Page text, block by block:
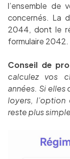
l’ensemble de
concernés. La
2044, dont le
formulaire 2042.
Conseil de
calculez vos
années. Si
loyers,
reste plus